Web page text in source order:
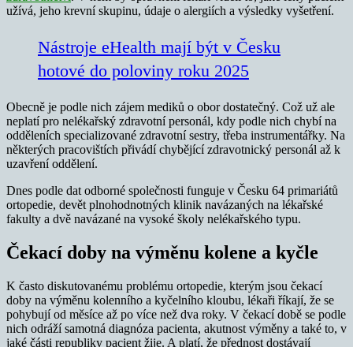
užívá, jeho krevní skupinu, údaje o alergiích a výsledky vyšetření.
Nástroje eHealth mají být v Česku
hotové do poloviny roku 2025
Obecně je podle nich zájem mediků o obor dostatečný. Což už ale
neplatí pro nelékařský zdravotní personál, kdy podle nich chybí na
odděleních specializované zdravotní sestry, třeba instrumentářky. Na
některých pracovištích přivádí chybějící zdravotnický personál až k
uzavření oddělení.
Dnes podle dat odborné společnosti funguje v Česku 64 primariátů
ortopedie, devět plnohodnotných klinik navázaných na lékařské
fakulty a dvě navázané na vysoké školy nelékařského typu.
Čekací doby na výměnu kolene a kyčle
K často diskutovanému problému ortopedie, kterým jsou čekací
doby na výměnu kolenního a kyčelního kloubu, lékaři říkají, že se
pohybují od měsíce až po více než dva roky. V čekací době se podle
nich odráží samotná diagnóza pacienta, akutnost výměny a také to, v
jaké části republiky pacient žije. A platí, že přednost dostávají